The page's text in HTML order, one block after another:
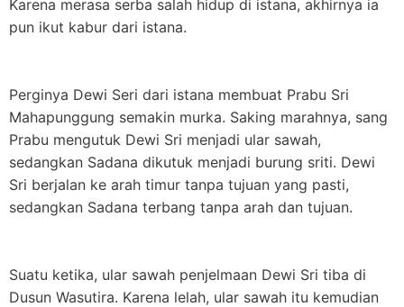
Karena merasa serba salah hidup di istana, akhirnya ia
pun ikut kabur dari istana.
Perginya Dewi Seri dari istana membuat Prabu Sri
Mahapunggung semakin murka. Saking marahnya, sang
Prabu mengutuk Dewi Sri menjadi ular sawah,
sedangkan Sadana dikutuk menjadi burung sriti. Dewi
Sri berjalan ke arah timur tanpa tujuan yang pasti,
sedangkan Sadana terbang tanpa arah dan tujuan.
Suatu ketika, ular sawah penjelmaan Dewi Sri tiba di
Dusun Wasutira. Karena lelah, ular sawah itu kemudian